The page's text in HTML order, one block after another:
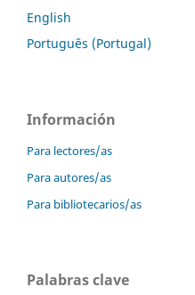
English
Português (Portugal)
Información
Para lectores/as
Para autores/as
Para bibliotecarios/as
Palabras clave